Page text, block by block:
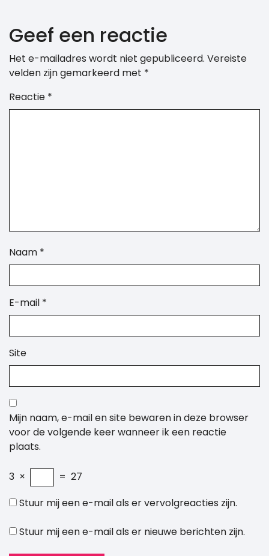
Geef een reactie
Het e-mailadres wordt niet gepubliceerd. Vereiste
velden zijn gemarkeerd met *
Reactie *
Naam *
E-mail *
Site
Mijn naam, e-mail en site bewaren in deze browser
voor de volgende keer wanneer ik een reactie
plaats.
3 × = 27
Stuur mij een e-mail als er vervolgreacties zijn.
Stuur mij een e-mail als er nieuwe berichten zijn.